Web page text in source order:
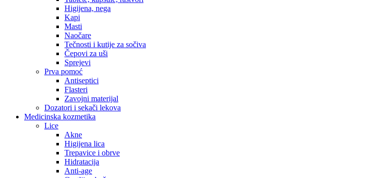
Higijena, nega
Kapi
Masti
Naočare
Tečnosti i kutije za sočiva
Čepovi za uši
Sprejevi
Prva pomoć
Antiseptici
Flasteri
Zavojni materijal
Dozatori i sekači lekova
Medicinska kozmetika
Lice
Akne
Higijena lica
Trepavice i obrve
Hidratacija
Anti-age